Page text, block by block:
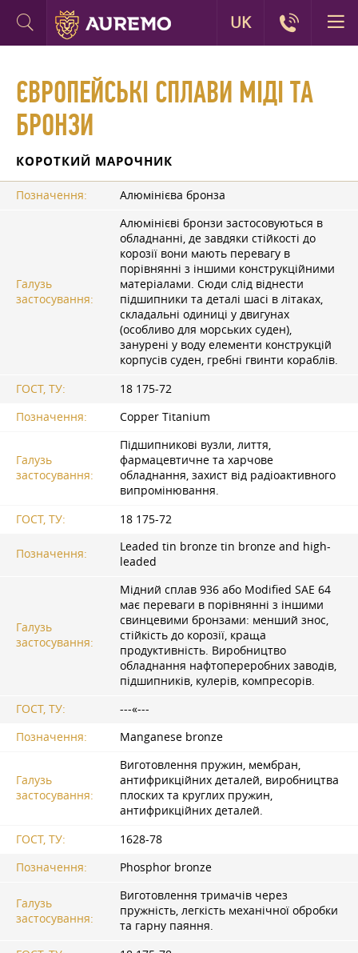
ЄВРОПЕЙСЬКІ СПЛАВИ МІДІ ТА
БРОНЗИ
КОРОТКИЙ МАРОЧНИК
Позначення: Алюмінієва бронза
Галузь
застосування:
Алюмінієві бронзи застосовуються в
обладнанні, де завдяки стійкості до
корозії вони мають перевагу в
порівнянні з іншими конструкційними
матеріалами. Сюди слід віднести
підшипники та деталі шасі в літаках,
складальні одиниці у двигунах
(особливо для морських суден),
занурені у воду елементи конструкцій
корпусів суден, гребні гвинти кораблів.
ГОСТ, ТУ:
18 175-72
Позначення:
Copper Titanium
Галузь
застосування:
Підшипникові вузли, лиття,
фармацевтичне та харчове
обладнання, захист від радіоактивного
випромінювання.
ГОСТ, ТУ:
18 175-72
Позначення:
Leaded tin bronze tin bronze and high-
leaded
Галузь
застосування:
Мідний сплав 936 або Modified SAE 64
має переваги в порівнянні з іншими
свинцевими бронзами: менший знос,
стійкість до корозії, краща
продуктивність. Виробництво
обладнання нафтопереробних заводів,
підшипників, кулерів, компресорів.
ГОСТ, ТУ:
---«---
Позначення:
Manganese bronze
Галузь
застосування:
Виготовлення пружин, мембран,
антифрикційних деталей, виробництва
плоских та круглих пружин,
антифрикційних деталей.
ГОСТ, ТУ:
1628-78
Позначення:
Phosphor bronze
Галузь
застосування:
Виготовлення тримачів через
пружність, легкість механічної обробки
та гарну паяння.
UK